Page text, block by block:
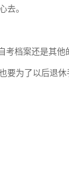
去。
考档案还是其他
要为了以后退休